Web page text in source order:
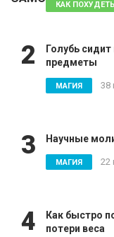
КАК ПОХУДЕТЬ
2
Голубь
предметы
МАГИЯ 38
3 Научные
МАГИЯ 22
4
Как быстро
потери веса